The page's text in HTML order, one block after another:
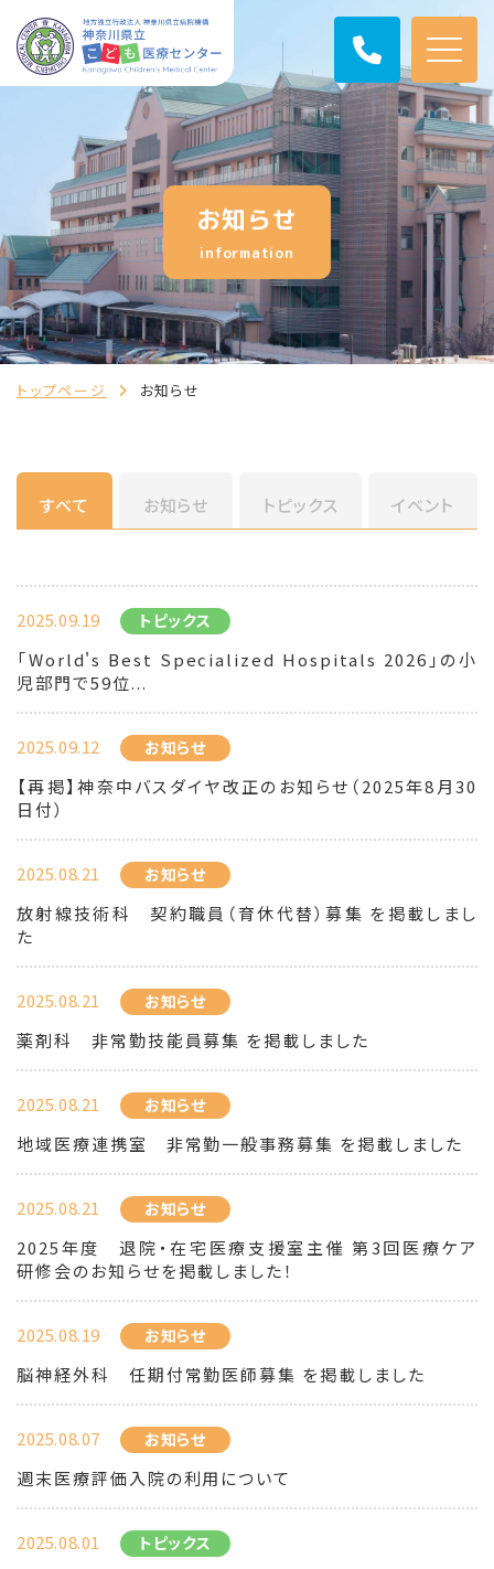
お知らせ
information
トップページ お知らせ
すべて お知らせ トピックス イベント
2025.09.19 トピックス
「World's Best Specialized Hospitals 2026」の小
児部門で59位...
2025.09.12 お知らせ
【再掲】神奈中バスダイヤ改正のお知らせ（2025年8月30
日付）
2025.08.21 お知らせ
放射線技術科 契約職員（育休代替）募集 を掲載しまし
た
2025.08.21 お知らせ
薬剤科 非常勤技能員募集 を掲載しました
2025.08.21 お知らせ
地域医療連携室 非常勤一般事務募集 を掲載しました
2025.08.21 お知らせ
2025年度 退院・在宅医療支援室主催 第3回医療ケア
研修会のお知らせを掲載しました！
2025.08.19 お知らせ
脳神経外科 任期付常勤医師募集 を掲載しました
2025.08.07 お知らせ
週末医療評価入院の利用について
2025.08.01 トピックス